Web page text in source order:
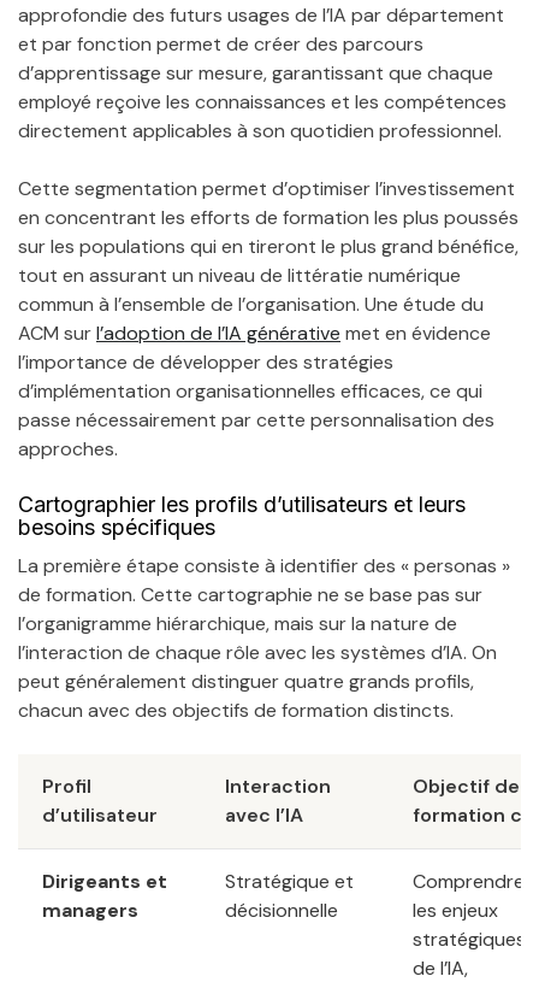
approfondie des futurs usages de l’IA par département
et par fonction permet de créer des parcours
d’apprentissage sur mesure, garantissant que chaque
employé reçoive les connaissances et les compétences
directement applicables à son quotidien professionnel.
Cette segmentation permet d’optimiser l’investissement
en concentrant les efforts de formation les plus poussés
sur les populations qui en tireront le plus grand bénéfice,
tout en assurant un niveau de littératie numérique
commun à l’ensemble de l’organisation. Une étude du
ACM surl’adoption de l’IA générative met en évidence
l’importance de développer des stratégies
d’implémentation organisationnelles efficaces, ce qui
passe nécessairement par cette personnalisation des
approches.
Cartographier les profils d’utilisateurs et leurs
besoins spécifiques
La première étape consiste à identifier des « personas »
de formation. Cette cartographie ne se base pas sur
l’organigramme hiérarchique, mais sur la nature de
l’interaction de chaque rôle avec les systèmes d’IA. On
peut généralement distinguer quatre grands profils,
chacun avec des objectifs de formation distincts.
Profil
d’utilisateur
Interaction
avec l’IA
Objectif de
formation clé
Dirigeants et
managers
Stratégique et
décisionnelle
Comprendre
les enjeux
stratégiques
de l’IA,